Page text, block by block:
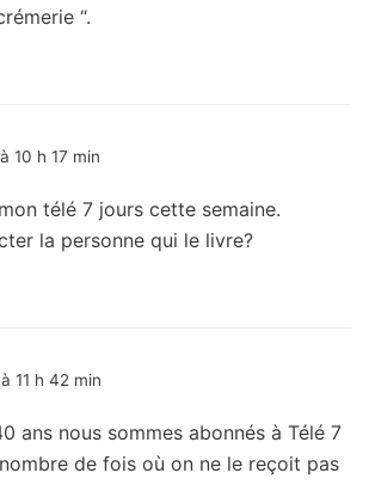
“.
10 h 17 min
télé 7 jours cette semaine.
la personne qui le livre?
11 h 42 min
ans nous sommes abonnés à Télé 7
de fois où on ne le reçoit pas